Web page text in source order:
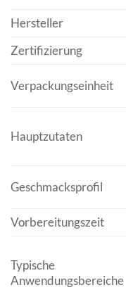
Hersteller
Zertifizierung
Verpackungseinheit
Hauptzutaten
Geschmacksprofil
Vorbereitungszeit
Typische
Anwendungsbereiche